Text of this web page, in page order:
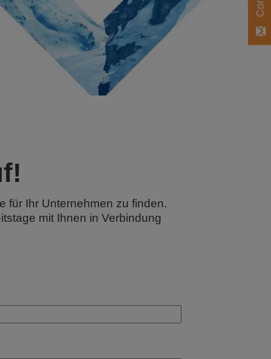
für Ihr Unternehmen zu finden.
mit Ihnen in Verbindung